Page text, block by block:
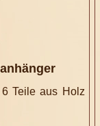
Teile aus Holz